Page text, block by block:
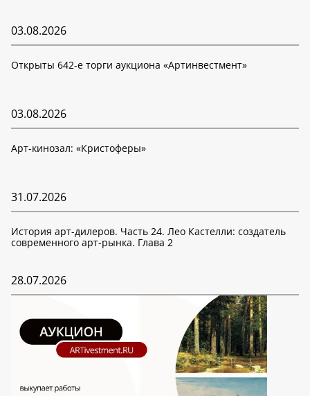
03.08.2026
Открыты 642-е торги аукциона «Артинвестмент»
03.08.2026
Арт-кинозал: «Кристоферы»
31.07.2026
История арт-дилеров. Часть 24. Лео Кастелли: создатель
современного арт-рынка. Глава 2
28.07.2026